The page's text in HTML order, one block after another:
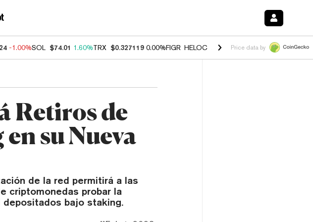
-1.00%SOL $74.01 1.60%TRX $0.327119 0.00%FIGR_HELOC $1.029 1.20%HYPE $54.55 -
Price data by
Retiros de
su Nueva
de la red permitirá a las
criptomonedas probar la
depositados bajo staking.